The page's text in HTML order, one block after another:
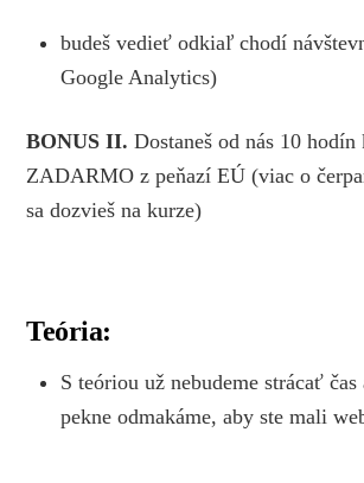
budeš vedieť odkiaľ chodí
Google Analytics)
BONUS II. Dostaneš od nás 10
ZADARMO z peňazí EÚ (viac o
sa dozvieš na kurze)
Teória:
S teóriou už nebudeme strácať
pekne odmakáme, aby ste mali